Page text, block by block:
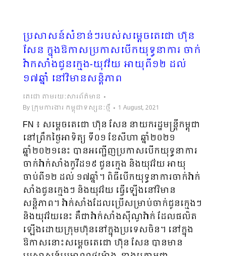
ប្រសាសន៍សំខាន់ៗរបស់សម្តេចតេជោ ហ៊ុន
សែន ក្នុងឱកាសប្រកាសបើកយុទ្ធនាការ ចាក់
វ៉ាកសាំងជូនក្មេង-យុវវ័យ អាយុពី១២ ដល់
១៧ឆ្នាំ នៅវិមានសន្តិភាព
តេជោ តាមរយៈសារព័ត៌មាន
By ក្រុមការងារ កម្ពុជាទស្សនៈថ្មី 1 August, 2021
FN ៖ សម្តេចតេជោ ហ៊ុន សែន នាយករដ្ឋមន្ត្រីកម្ពុជា
នៅព្រឹកថ្ងៃអាទិត្យ ទី០១ ខែសីហា ឆ្នាំ២០២១
ឆ្នាំ២០២១នេះ បានអញ្ជើញប្រកាសបើកយុទ្ធនាការ
ចាក់វ៉ាក់សាំងកូវីដ១៩ ជូនក្មេង និងយុវវ័យ អាយុ
ចាប់ពី១២ ដល់ ១៧ឆ្នាំ។ ពិធីបើកយុទ្ធនាការចាក់វ៉ាក់
សាំងជូនក្មេងៗ និងយុវវ័យ ធ្វើឡើងនៅវិមាន
សន្តិភាព។ វ៉ាក់សាំងដែលប្រើសម្រាប់ចាក់ជូនក្មេងៗ
និងយុវវ័យនេះ គឺជាវ៉ាក់សាំងស៊ីណូវ៉ាក់ ដែលផលិត
ឡើងដោយក្រុមហ៊ុននៅក្នុងប្រទេសចិន។ នៅក្នុង
ឱកាសនោះសម្តេចតេជោ ហ៊ុន សែន បានមាន